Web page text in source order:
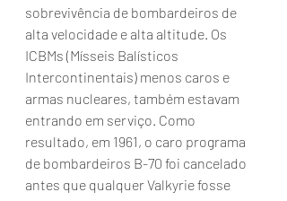
sobrevivência de bombardeiros de
alta velocidade e alta altitude. Os
ICBMs (Mísseis Balísticos
Intercontinentais) menos caros e
armas nucleares, também estavam
entrando em serviço. Como
resultado, em 1961, o caro programa
de bombardeiros B-70 foi cancelado
antes que qualquer Valkyrie fosse